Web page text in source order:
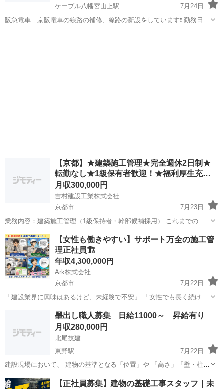
ケーブル八幡宮山上駅
7月24日
阪急電車 京阪電車の線路の補修、線路の新設をしています❗️ 勤務日
【京都】★建築施工管理★完全週休2日制★
転勤なし★1級保有者歓迎！★福利厚生充…
月収300,000円
吉村建設工業株式会社
京都市
7月23日
業務内容：建築施工管理（1級保持者・幹部候補採用） これまでの豊
富な経験を活かし、中高、大学、官庁工事・鉄道工事など、建築工事
のマネジメント全般をお任せいたします。 ■具体的な業務 ・大規模現
場における品質・安全・工程...
京都 京都市 施工管理
【女性も働きやすい】サポート万全の施工管
理正社員🏗️
年収4,300,000円
Ark株式会社
京都市
7月22日
「建設業界に興味はあるけど、未経験で不安」 「女性でも長く続けら
れる仕事を探している」 そんな方におすすめなのが、現場を支える施
工管理のお仕事です🏗️ 入社後の研修や先輩社員のフォローが充実して
いるため、専門知...
京都市 施工管理 未経験
墨出し職人募集 日給11000～ 昇給有り
月収280,000円
北尾技建
東野駅
7月22日
建設現場において、 建物の基準となる「位置」や 「高さ」「壁・柱の
ライン」を正確に出す仕事です。 図面をもとに、 建物の土台となる位
置や基準線（墨）を現場に記し、 職人さんたちが正しく施工できるよ
京都 京都市 東野駅 測量 職人
【正社員募集】建物の基礎工事スタッフ｜未